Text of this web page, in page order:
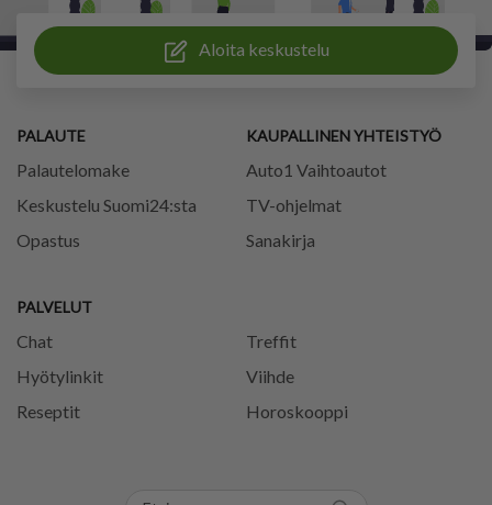
Aloita keskustelu
PALAUTE
Palautelomake
Keskustelu Suomi24:sta
Opastus
PALVELUT
Chat
Treffit
Hyötylinkit
Viihde
Reseptit
Horoskooppi
KAUPALLINEN YHTEISTYÖ
Auto1 Vaihtoautot
TV-ohjelmat
Sanakirja